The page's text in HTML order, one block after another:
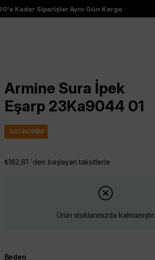
Kadar Siparişler Aynı Gün Kargo
Armine Sura İpek
Eşarp 23Ka9044 01
%33 İNDIRIM
₺162,61 `den başlayan taksitlerle
Ürün stoklarımızda kalmamıştır.
Beden